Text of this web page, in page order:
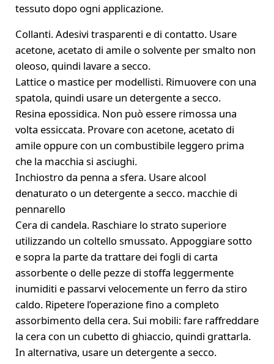
tessuto dopo ogni applicazione.
Collanti. Adesivi trasparenti e di contatto. Usare
acetone, acetato di amile o solvente per smalto non
oleoso, quindi lavare a secco.
Lattice o mastice per modellisti. Rimuovere con una
spatola, quindi usare un detergente a secco.
Resina epossidica. Non può essere rimossa una
volta essiccata. Provare con acetone, acetato di
amile oppure con un combustibile leggero prima
che la macchia si asciughi.
Inchiostro da penna a sfera. Usare alcool
denaturato o un detergente a secco. macchie di
pennarello
Cera di candela. Raschiare lo strato superiore
utilizzando un coltello smussato. Appoggiare sotto
e sopra la parte da trattare dei fogli di carta
assorbente o delle pezze di stoffa leggermente
inumiditi e passarvi velocemente un ferro da stiro
caldo. Ripetere l’operazione fino a completo
assorbimento della cera. Sui mobili: fare raffreddare
la cera con un cubetto di ghiaccio, quindi grattarla.
In alternativa, usare un detergente a secco.